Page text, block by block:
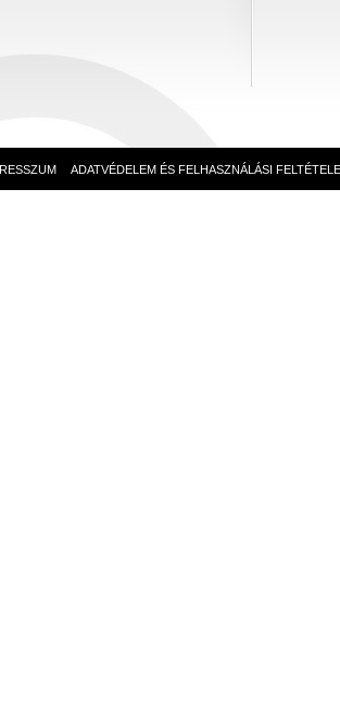
ADATVÉDELEM ÉS FELHASZNÁLÁSI